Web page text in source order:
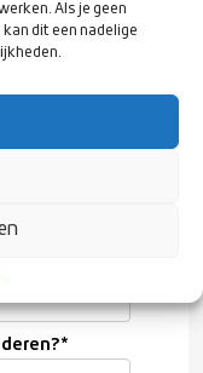
Als je geen
dit een nadelige
*